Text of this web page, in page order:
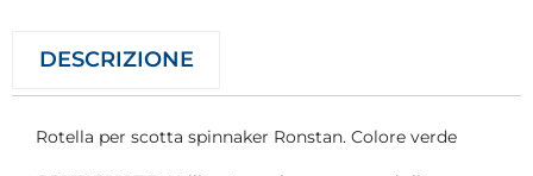
DESCRIZIONE
Rotella per scotta spinnaker Ronstan. Colore verde